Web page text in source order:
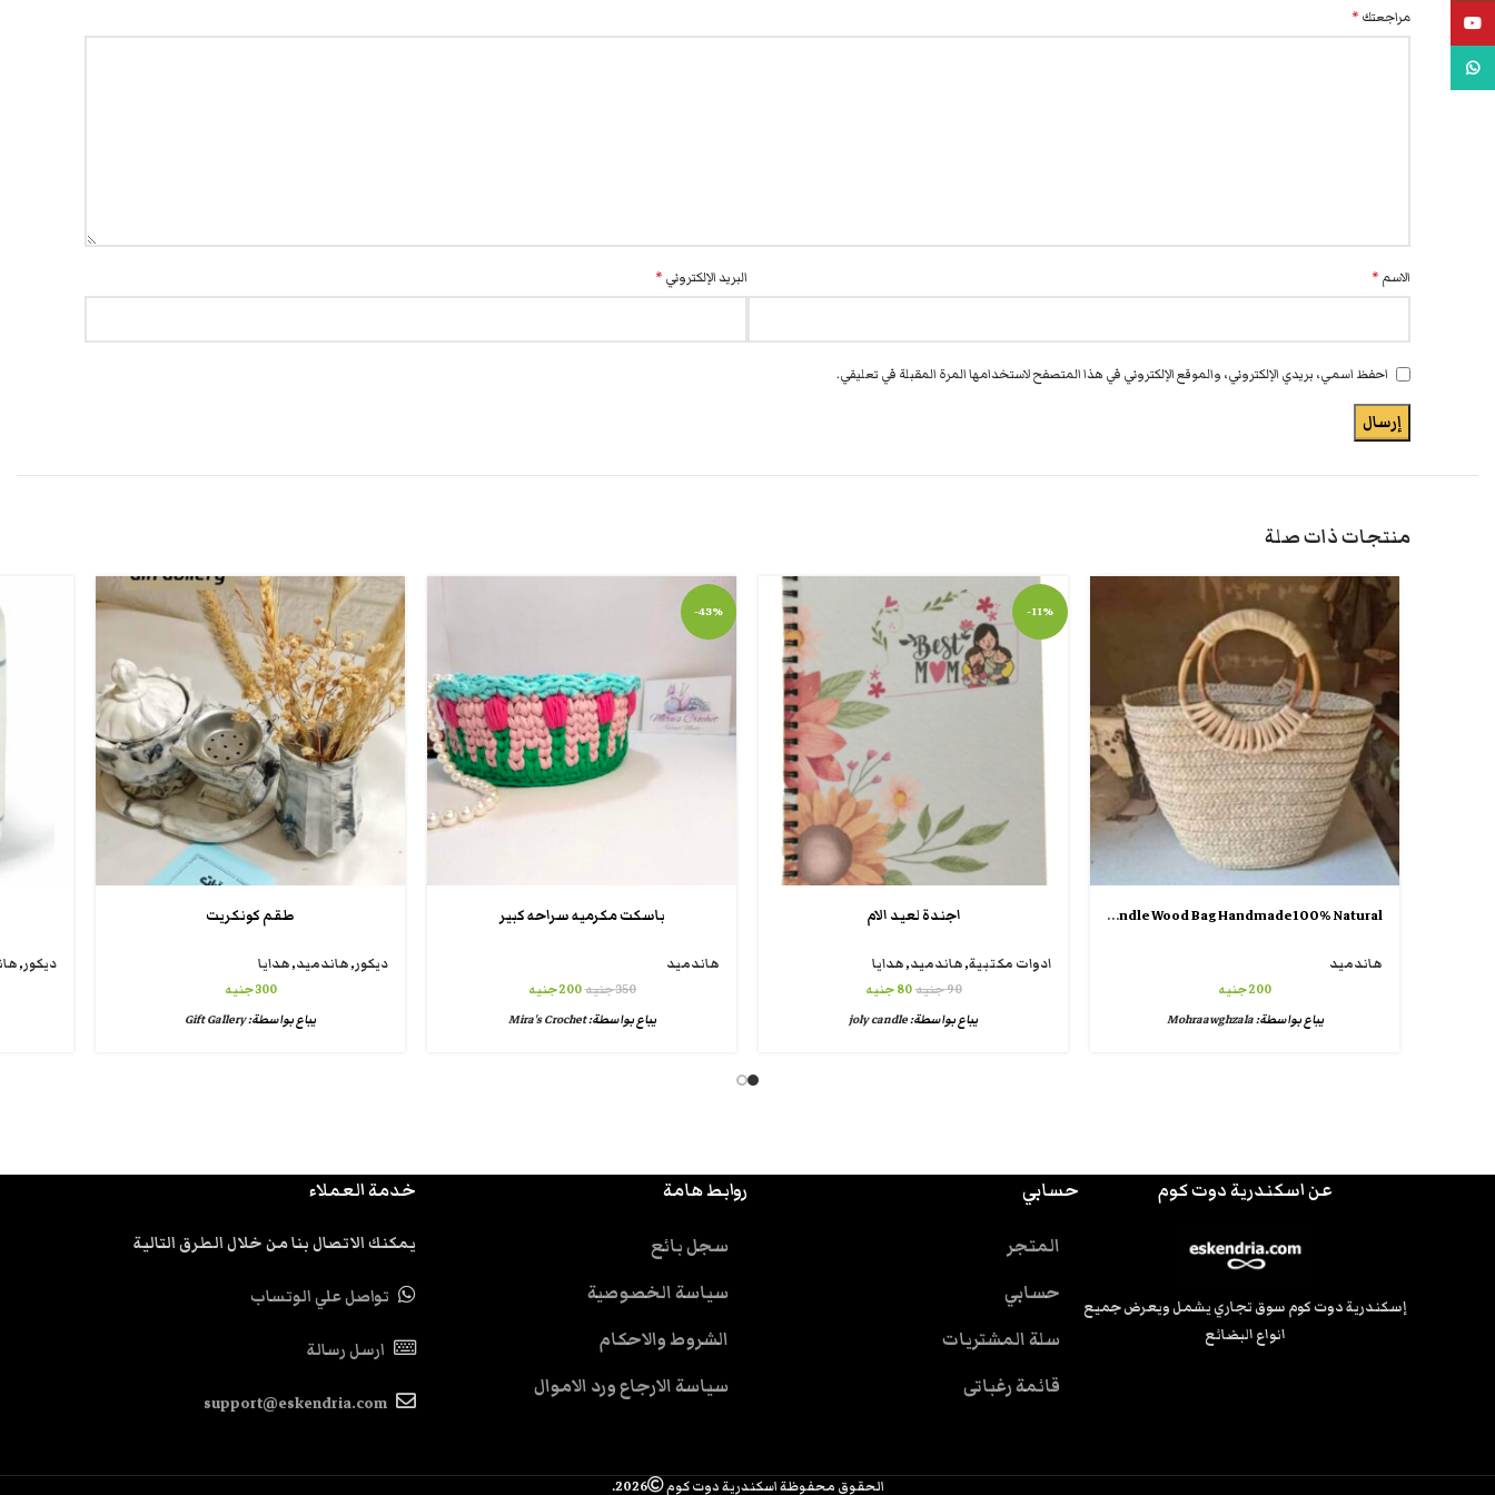
مراجعتك *
الاسم * البريد الإلكتروني *
احفظ اسمي، بريدي الإلكتروني، والموقع الإلكتروني في هذا المتصفح لاستخدامها المرة المقبلة في تعليقي.
منتجات ذات صلة
Women’s Round Handle Wood Bag Handmade100% Natural
هاندميد
200جنيه
يباع بواسطة:Mohraawghzala
-11%
اجندة لعيد الام
ادوات مكتبية,هاندميد,هدايا
90جنيه80 جنيه
يباع بواسطة:joly candle
-43%
باسكت مكرميه سراحه كبير
هاندميد
350جنيه200جنيه
يباع بواسطة:Mira's Crochet
طقم كونكريت
ديكور,هاندميد,هدايا
300جنيه
يباع بواسطة:Gift Gallery
ديكور,
عن اسكندرية دوت كوم
إسكندرية دوت كوم سوق تجاري يشمل ويعرض جميع
انواع البضائع
حسابي
المتجر
حسابي
سلة المشتريات
قائمة رغباتى
روابط هامة
سجل بائع
سياسة الخصوصية
الشروط والاحكام
سياسة الارجاع ورد الاموال
خدمة العملاء
يمكنك الاتصال بنا من خلال الطرق التالية
تواصل علي الوتساب
ارسل رسالة
support@eskendria.com
الحقوق محفوظة اسكندرية دوت كوم 2026.
يوتيوب